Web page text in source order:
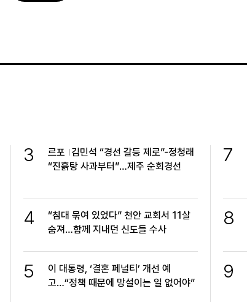
3 르포 김민석 “경선 갈등 제로”-정청래
“진흙탕 사과부터”…제주 순회경선
4
“침대 묶여 있었다” 천안 교회서 11살
숨져…함께 지내던 신도들 수사
5
이 대통령, ‘결혼 페널티’ 개선 예
고…“정책 때문에 망설이는 일 없어야”
7
8
9